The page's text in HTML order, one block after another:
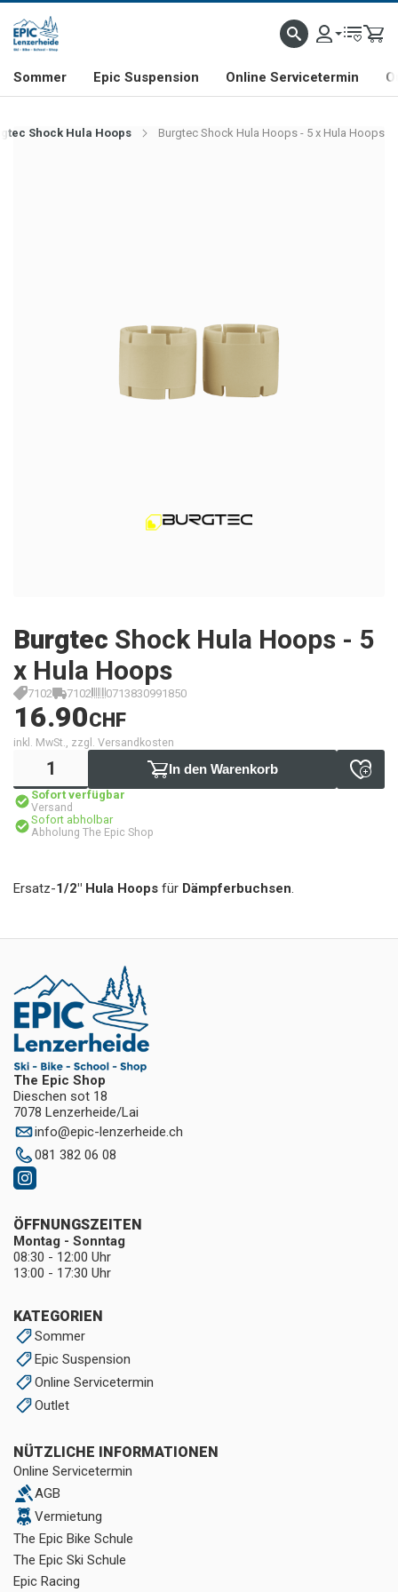
& FREERIDE-SPEZIALIST SCHWEIZER FIRMA SHOP & SHOWROOM IN
Sommer Epic Suspension Online Servicetermin
Shock Hula Hoops Burgtec Shock Hula Hoops - 5 x Hula Hoops
Burgtec Shock Hula Hoops - 5
x Hula Hoops
7102 7102 0713830991850
16.90CHF
inkl. MwSt., zzgl. Versandkosten
In den Warenkorb
Sofort verfügbar
Versand
Sofort abholbar
Abholung The Epic Shop
Ersatz-1/2″ Hula Hoops für Dämpferbuchsen.
The Epic Shop
Dieschen sot 18
7078 Lenzerheide/Lai
info@epic-lenzerheide.ch
081 382 06 08
KATEGORIEN
Sommer
Epic Suspension
Online Servicetermin
Outlet
NÜTZLICHE INFORMATIONEN
Online Servicetermin
AGB
Vermietung
The Epic Bike Schule
The Epic Ski Schule
Epic Racing
ÖFFNUNGSZEITEN
Montag - Sonntag
08:30 - 12:00 Uhr
13:00 - 17:30 Uhr